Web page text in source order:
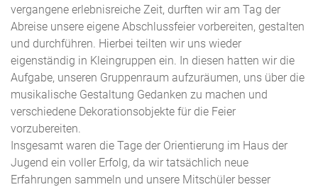
vergangene erlebnisreiche Zeit, durften wir am Tag der
Abreise unsere eigene Abschlussfeier vorbereiten, gestalten
und durchführen. Hierbei teilten wir uns wieder
eigenständig in Kleingruppen ein. In diesen hatten wir die
Aufgabe, unseren Gruppenraum aufzuräumen, uns über die
musikalische Gestaltung Gedanken zu machen und
verschiedene Dekorationsobjekte für die Feier
vorzubereiten.
Insgesamt waren die Tage der Orientierung im Haus der
Jugend ein voller Erfolg, da wir tatsächlich neue
Erfahrungen sammeln und unsere Mitschüler besser